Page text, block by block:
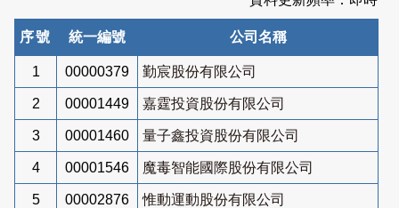
序號 統一編號 公司名稱
1 00000379 勤宸股份有限公司
2 00001449 嘉霆投資股份有限公司
3 00001460 量子鑫投資股份有限公司
4 00001546 魔毒智能國際股份有限公司
5 00002876 惟動運動股份有限公司